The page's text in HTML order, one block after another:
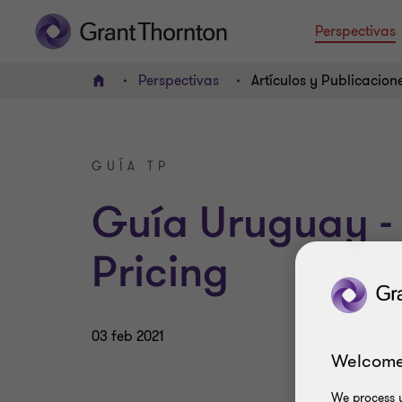
Perspectivas
INICIO Perspectivas Artículos y
GUÍA TP
Guía Uruguay -
Pricing
03 feb 2021
We process